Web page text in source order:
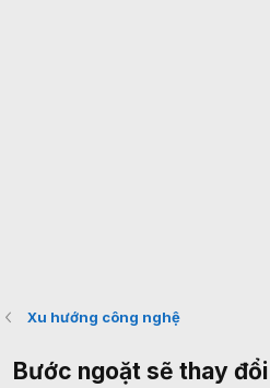
Xu hướng công nghệ
Bước ngoặt sẽ thay